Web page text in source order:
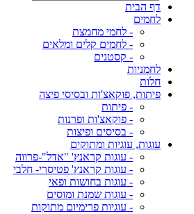
דף הבית
לחמים
- לחמי מחמצת
- לחמים קלים ומלאים
- קסטנים
לחמניות
חלות
פיתות, פוקאצ'ות ובסיסי פיצה
- פיתות
- פוקאצ'ות ופרנות
- בסיסים ופיצות
עוגות, עוגיות ומתוקים
- עוגות קראנץ' "אדל"-פרווה
- עוגות קראנץ' פטיסרי- חלבי
- עוגות בחושות ופאי
- עוגות שמנת ומוסים
- עוגיות פרימיום מתוקות